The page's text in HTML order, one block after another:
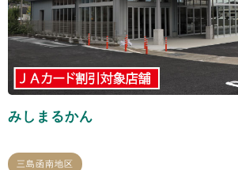
みしまるかん
三島函南地区